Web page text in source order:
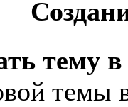
тему
темы